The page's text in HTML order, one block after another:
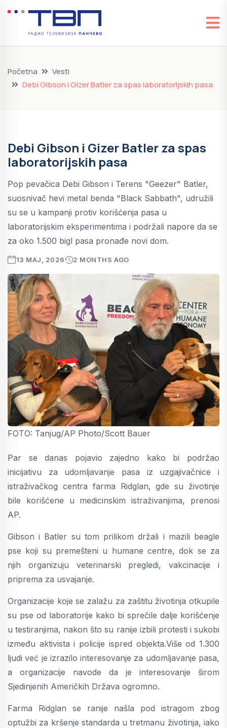
Početna
Vesti
Debi Gibson i Gizer Batler za spas laboratorijskih pasa
Debi Gibson i Gizer Batler za spas
laboratorijskih pasa
Pop pevačica Debi Gibson i Terens "Geezer" Batler,
suosnivač hevi metal benda "Black Sabbath", udružili
su se u kampanji protiv korišćenja pasa u
laboratorijskim eksperimentima i podržali napore da se
za oko 1.500 bigl pasa pronađe novi dom.
13 MAJ, 2026 2 MONTHS AGO
FOTO: Tanjug/AP Photo/Scott Bauer
Par se danas pojavio zajedno kako bi podržao
inicijativu za udomljavanje pasa iz uzgajivačnice i
istraživačkog centra farma Ridglan, gde su životinje
bile korišćene u medicinskim istraživanjima, prenosi
AP.
Gibson i Batler su tom prilikom držali i mazili beagle
pse koji su premešteni u humane centre, dok se za
njih organizuju veterinarski pregledi, vakcinacije i
priprema za usvajanje.
Organizacije koje se zalažu za zaštitu životinja otkupile
su pse od laboratorije kako bi sprečile dalje korišćenje
u testiranjima, nakon što su ranije izbili protesti i sukobi
između aktivista i policije ispred objekta.Više od 1.300
ljudi već je izrazilo interesovanje za udomljavanje pasa,
a organizacije navode da je interesovanje širom
Sjedinjenih Američkih Država ogromno.
Farma Ridglan se ranije našla pod istragom zbog
optužbi za kršenje standarda u tretmanu životinja, iako